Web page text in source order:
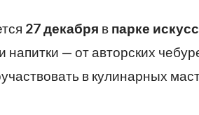
27 декабря в парке
— от авторских
в кулинарных